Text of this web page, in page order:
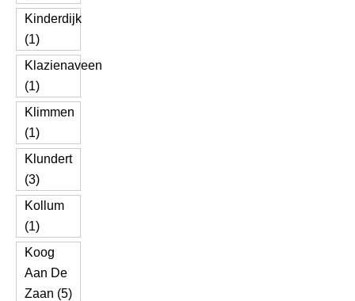
Kinderdijk
(1)
Klazienaveen
(1)
Klimmen
(1)
Klundert
(3)
Kollum
(1)
Koog
Aan De
Zaan (5)